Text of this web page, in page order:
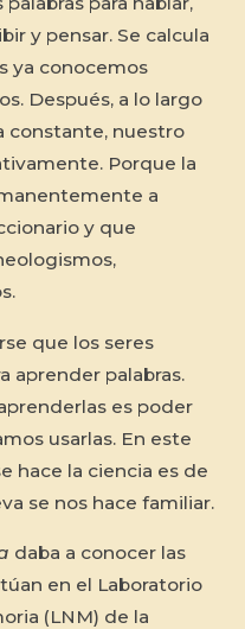
y pensar. Se calcula
ya conocemos
Después, a lo largo
constante, nuestro
Porque la
a
y que
que los seres
aprender palabras.
es poder
usarlas. En este
hace la ciencia es de
se nos hace familiar.
daba a conocer las
en el Laboratorio
(LNM) de la